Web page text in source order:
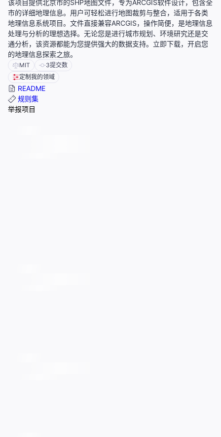
该项目提供北京市的SHP地图文件，专为ARCGIS软件设计，包含全
市的详细地理信息。用户可轻松进行地图裁剪与整合，适用于各类
地理信息系统项目。文件直接兼容ARCGIS，操作简便，是地理信息
处理与分析的理想选择。无论您是进行城市规划、环境研究还是交
通分析，该资源都能为您提供强大的数据支持。立即下载，开启您
的地理信息探索之旅。
MIT 3提交数
定制我的领域
README
规则集
举报项目